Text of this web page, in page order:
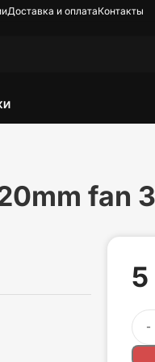
Доставка и оплатаКонтакты
fan